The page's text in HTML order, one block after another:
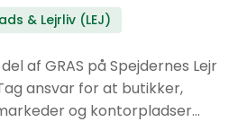
& Lejrliv (LEJ)
af GRAS på Spejdernes Lejr
ansvar for at butikker,
og kontorpladser